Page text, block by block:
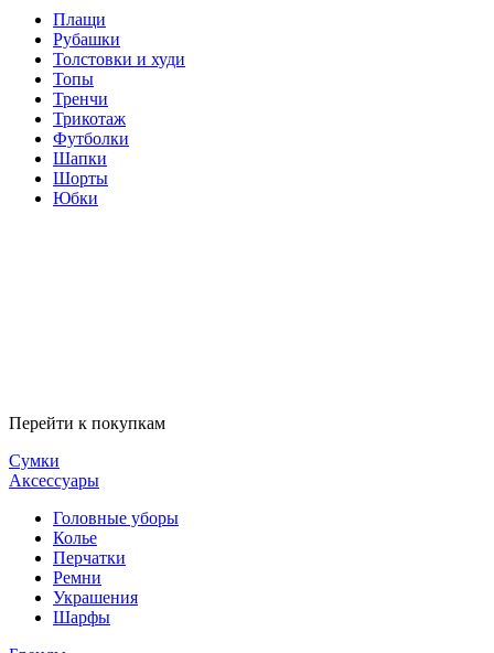
Плащи
Рубашки
Толстовки и худи
Топы
Тренчи
Трикотаж
Футболки
Шапки
Шорты
Юбки
Перейти к покупкам
Сумки
Аксессуары
Головные уборы
Колье
Перчатки
Ремни
Украшения
Шарфы